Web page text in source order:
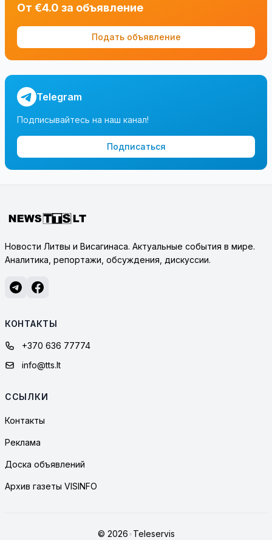
От €4.0 за объявление
Подать объявление
Telegram
Подписывайтесь на наш канал!
Подписаться
Новости Литвы и Висагинаса. Актуальные события в мире.
Аналитика, репортажи, обсуждения, дискуссии.
КОНТАКТЫ
+370 636 77774
info@tts.lt
ССЫЛКИ
Контакты
Реклама
Доска объявлений
Архив газеты VISINFO
© 2026•Teleservis